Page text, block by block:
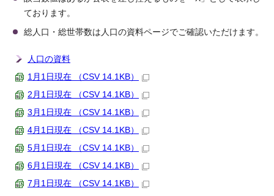
ております。
総人口・総世帯数は人口の資料ページでご確認いただけます。
人口の資料
1月1日現在 （CSV 14.1KB）
2月1日現在 （CSV 14.1KB）
3月1日現在 （CSV 14.1KB）
4月1日現在 （CSV 14.1KB）
5月1日現在 （CSV 14.1KB）
6月1日現在 （CSV 14.1KB）
7月1日現在 （CSV 14.1KB）